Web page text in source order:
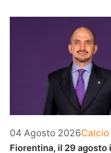
04 Agosto 2026Calcio
Fiorentina, il 29 agosto